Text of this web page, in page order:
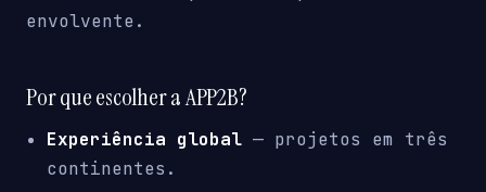
envolvente.
Por que escolher a APP2B?
Experiência global — projetos em três
continentes.